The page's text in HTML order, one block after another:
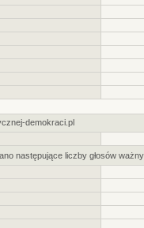
demokraci.pl
następujące liczby głosów